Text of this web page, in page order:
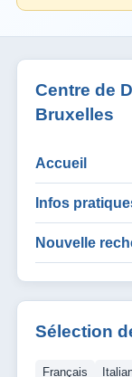
Centre de
Bruxelles
Accueil
Infos
Nouvelle
Sélection
Français